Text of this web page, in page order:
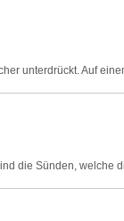
unterdrückt. Auf
die Sünden,